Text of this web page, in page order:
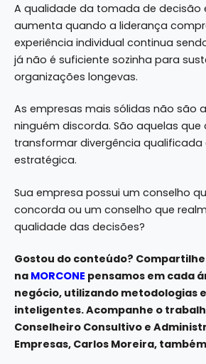
A qualidade da tomada de decisão
aumenta quando a liderança
experiência individual continua
já não é suficiente sozinha para
organizações longevas.
As empresas mais sólidas não são
ninguém discorda. São aquelas que
transformar divergência qualificada
estratégica.
Sua empresa possui um conselho
concorda ou um conselho que
qualidade das decisões?
Gostou do conteúdo?
na MORCONE pensamos em cada
negócio, utilizando metodologias
inteligentes. Acompanhe o
Conselheiro Consultivo e
Empresas, Carlos Moreira,